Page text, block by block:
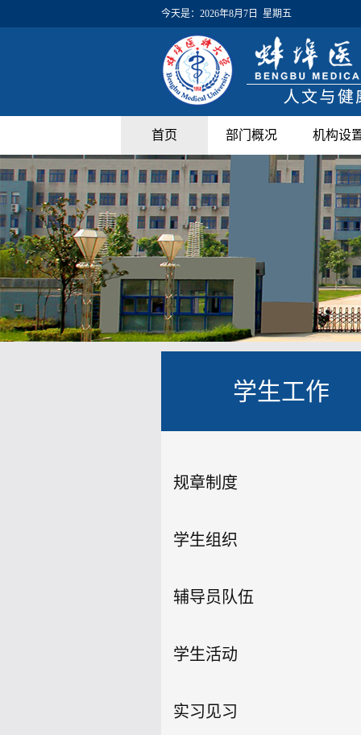
今天是： 2026年8月7日 星期五
首页 部门概况 机构设
学生工作
规章制度
学生组织
辅导员队伍
学生活动
实习见习